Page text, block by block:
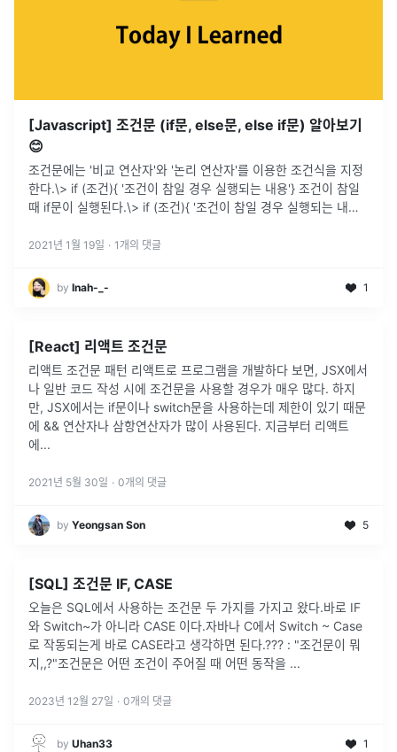
[Javascript] 조건문 (if문, else문, else if문) 알아보기
😊
조건문에는 '비교 연산자'와 '논리 연산자'를 이용한 조건식을 지정
한다.\> if (조건){ '조건이 참일 경우 실행되는 내용'} 조건이 참일
때 if문이 실행된다.\> if (조건){ '조건이 참일 경우 실행되는 내용'}
2021년 1월 19일 · 1 개의 댓글
by Inah-_- 1
[React] 리액트 조건문
리액트 조건문 패턴 리액트로 프로그램을 개발하다 보면, JSX에서
나 일반 코드 작성 시에 조건문을 사용할 경우가 매우 많다. 하지
만, JSX에서는 if문이나 switch문을 사용하는데 제한이 있기 때문
에 && 연산자나 삼항연산자가 많이 사용된다. 지금부터 리액트
에...
2021년 5월 30일 · 0개의 댓글
by Yeongsan Son 5
[SQL] 조건문 IF, CASE
오늘은 SQL에서 사용하는 조건문 두 가지를 가지고 왔다.바로 IF
와 Switch~가 아니라 CASE 이다.자바나 C에서 Switch ~ Case
로 작동되는게 바로 CASE라고 생각하면 된다.??? : "조건문이 뭐
지,,?"조건문은 어떤 조건이 주어질 때 어떤 동작을 ...
2023년 12월 27일 · 0개의 댓글
by Uhan33 1